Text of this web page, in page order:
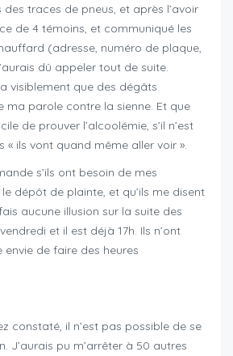
traces de pneus, et après l’avoir
de 4 témoins, et communiqué les
(adresse, numéro de plaque,
dû appeler tout de suite.
visiblement que des dégâts
ma parole contre la sienne. Et que
de prouver l’alcoolémie, s’il n’est
« ils vont quand même aller voir ».
s’ils ont besoin de mes
dépôt de plainte, et qu’ils me disent
aucune illusion sur la suite des
et il est déjà 17h. Ils n’ont
envie de faire des heures
constaté, il n’est pas possible de se
J’aurais pu m’arrêter à 50 autres